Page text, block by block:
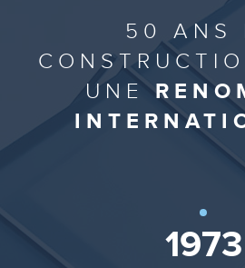
50 ANS
UNE
1973